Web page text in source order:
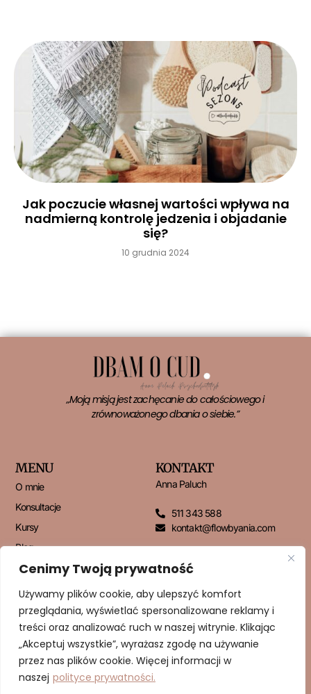
Cenimy Twoją prywatność
Używamy plików cookie, aby ulepszyć komfort
przeglądania, wyświetlać spersonalizowane reklamy i
treści oraz analizować ruch w naszej witrynie. Klikając
„Akceptuj wszystkie”, wyrażasz zgodę na używanie
przez nas plików cookie. Więcej informacji w
naszej polityce prywatności.
Jak poczucie własnej wartości wpływa na
nadmierną kontrolę jedzenia i objadanie
się?
10 grudnia 2024
„Moją misją jest zachęcanie do całościowego i
zrównoważonego dbania o siebie.”
MENU
O mnie
Konsultacje
Kursy
Blog
Kontakt
KONTAKT
Anna Paluch
511 343 588
kontakt@flowbyania.com
NEWSLETTER